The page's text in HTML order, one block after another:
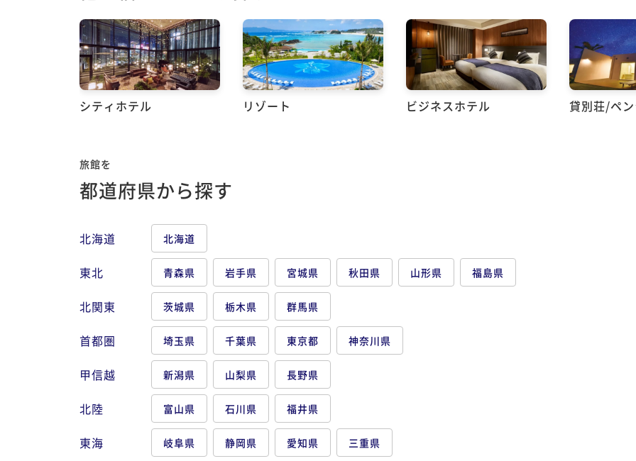
シティホテル リゾート ビジネスホテル 貸別荘/ペ
旅館を
都道府県から探す
北海道 北海道
東北 青森県 岩手県 宮城県 秋田県 山形県 福島県
北関東 茨城県 栃木県 群馬県
首都圏 埼玉県 千葉県 東京都 神奈川県
甲信越 新潟県 山梨県 長野県
北陸 富山県 石川県 福井県
東海 岐阜県 静岡県 愛知県 三重県